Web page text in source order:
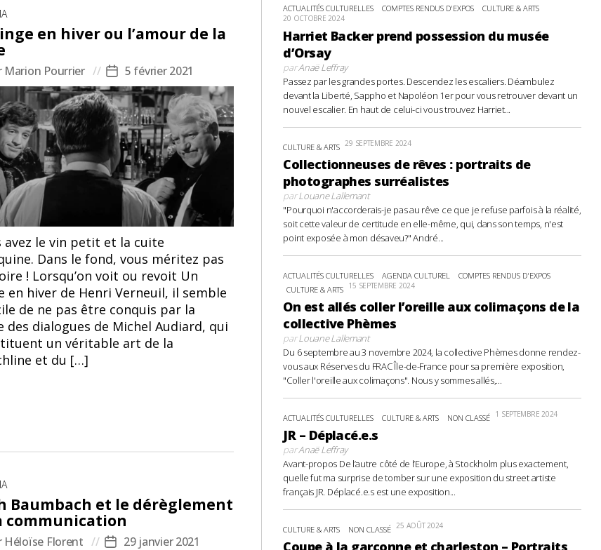
en hiver ou l’amour de la
Marion Pourrier
Date
de
l’article
5 février 2021
Belmondo et Jean Gabin © Un Singe en Hiver
(1962) de Henri Verneuil
avez le vin petit et la cuite
Dans le fond, vous méritez pas
! Lorsqu’on voit ou revoit Un
en hiver de Henri Verneuil, il semble
de ne pas être conquis par la
des dialogues de Michel Audiard, qui
un véritable art de la
et du […]
Baumbach et le dérèglement
communication
Héloïse Florent
Date29 janvier 2021
ACTUALITÉS CULTURELLES COMPTES RENDUS D'EXPOS CULTURE & ARTS
20 OCTOBRE 2024
Harriet Backer prend possession du musée
d’Orsay
parAnaë Leffray
Passez par les grandes portes. Descendez les escaliers. Déambulez
devant la Liberté, Sappho et Napoléon 1er pour vous retrouver devant un
nouvel escalier. En haut de celui-ci vous trouvez Harriet...
CULTURE & ARTS 29 SEPTEMBRE 2024
Collectionneuses de rêves : portraits de
photographes surréalistes
parLouane Lallemant
"Pourquoi n'accorderais-je pas au rêve ce que je refuse parfois à la réalité,
soit cette valeur de certitude en elle-même, qui, dans son temps, n'est
point exposée à mon désaveu?" André...
ACTUALITÉS CULTURELLES AGENDA CULTUREL
COMPTES RENDUS D'EXPOS
CULTURE & ARTS 15 SEPTEMBRE 2024
On est allés coller l’oreille aux colimaçons de la
collective Phèmes
parLouane Lallemant
Du 6 septembre au 3 novembre 2024, la collective Phèmes donne rendez-
vous aux Réserves du FRAC Île-de-France pour sa première exposition,
"Coller l'oreille aux colimaçons". Nous y sommes allés,...
ACTUALITÉS CULTURELLES CULTURE & ARTS NON CLASSÉ 1 SEPTEMBRE 2024
JR – Déplacé.e.s
parAnaë Leffray
Avant-propos De l’autre côté de l’Europe, à Stockholm plus exactement,
quelle fut ma surprise de tomber sur une exposition du street artiste
français JR. Déplacé.e.s est une exposition...
CULTURE & ARTS NON CLASSÉ 25 AOÛT 2024
Coupe à la garçonne et charleston – Portraits